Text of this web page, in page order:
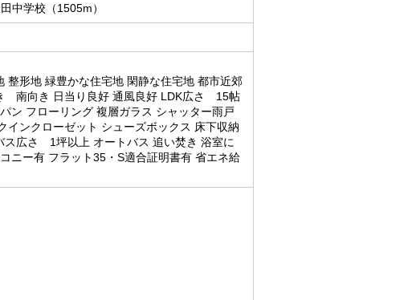
中学校（1505m）
整形地 緑豊かな住宅地 閑静な住宅地 都市近郊
南向き 日当り良好 通風良好 LDK広さ 15帖
フローリング 複層ガラス シャッター雨戸
ンクローゼット シューズボックス 床下収納
広さ 1坪以上 オートバス 追い焚き 浴室に
ニー有 フラット35・S適合証明書有 省エネ給